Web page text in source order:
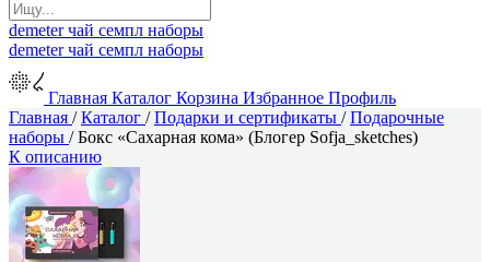
demeterчай семпл наборы
demeterчай семпл наборы
Главная Каталог Корзина Избранное Профиль
Главная /Каталог /Подарки и сертификаты /Подарочные
наборы /Бокс «Сахарная кома» (Блогер Sofja_sketches)
К описанию